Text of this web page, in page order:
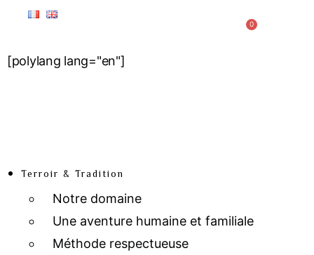
[polylang lang="en"]
0
Terroir & Tradition
Notre domaine
Une aventure humaine et familiale
Méthode respectueuse